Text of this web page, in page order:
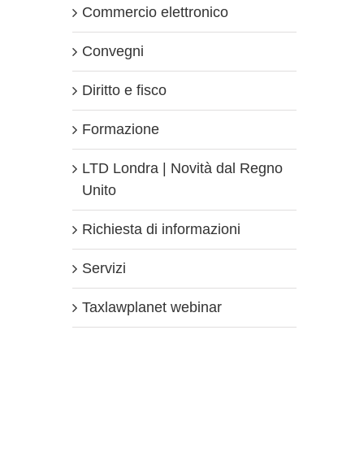
Commercio elettronico
Convegni
Diritto e fisco
Formazione
LTD Londra | Novità dal Regno
Unito
Richiesta di informazioni
Servizi
Taxlawplanet webinar